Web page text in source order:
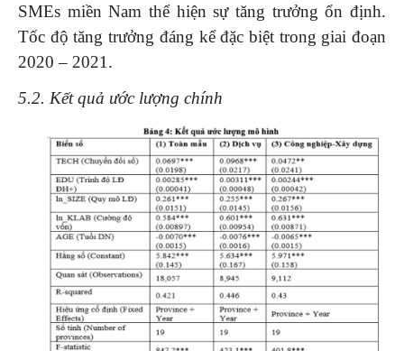
SMEs miền Nam thể hiện sự tăng trưởng ổn định.
Tốc độ tăng trưởng đáng kể đặc biệt trong giai đoạn
2020 – 2021.
5.2. Kết quả ước lượng chính